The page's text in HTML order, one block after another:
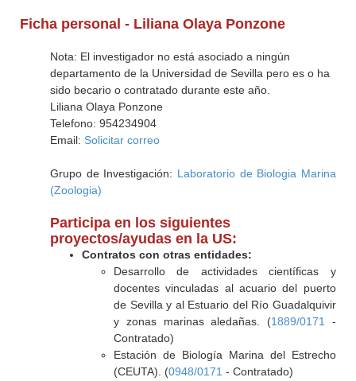
Ficha personal - Liliana Olaya Ponzone
Nota: El investigador no está asociado a ningún
departamento de la Universidad de Sevilla pero es o ha
sido becario o contratado durante este año.
Liliana Olaya Ponzone
Telefono: 954234904
Email: Solicitar correo
Grupo de Investigación: Laboratorio de Biologia Marina
(Zoologia)
Participa en los siguientes
proyectos/ayudas en la US:
Contratos con otras entidades:
Desarrollo de actividades científicas y
docentes vinculadas al acuario del puerto
de Sevilla y al Estuario del Río Guadalquivir
y zonas marinas aledañas. (1889/0171
-
Contratado)
Estación de Biología Marina del Estrecho
(CEUTA). (0948/0171 - Contratado)